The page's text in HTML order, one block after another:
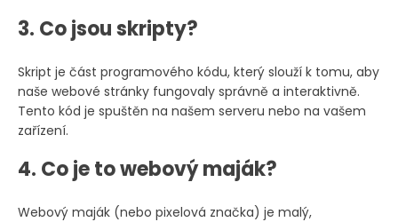
3. Co jsou skripty?
Skript je část programového kódu, který slouží k tomu, aby
naše webové stránky fungovaly správně a interaktivně.
Tento kód je spuštěn na našem serveru nebo na vašem
zařízení.
4. Co je to webový maják?
Webový maják (nebo pixelová značka) je malý,